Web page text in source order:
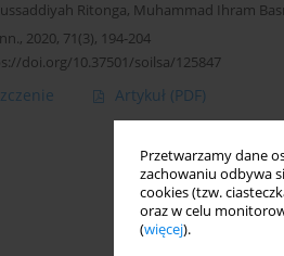
Przetwarzamy dane
zachowaniu odbywa
cookies (tzw.
oraz w celu
(więcej).
Ritonga, Muhammad Ihram
2020, 71(3), 194-204
doi.org/10.37501/soilsa/125847
Artykuł (PDF)